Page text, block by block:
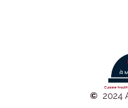
© 2024